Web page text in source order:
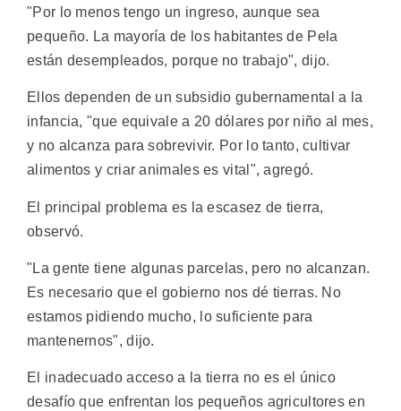
"Por lo menos tengo un ingreso, aunque sea
pequeño. La mayoría de los habitantes de Pela
están desempleados, porque no trabajo", dijo.
Ellos dependen de un subsidio gubernamental a la
infancia, "que equivale a 20 dólares por niño al mes,
y no alcanza para sobrevivir. Por lo tanto, cultivar
alimentos y criar animales es vital", agregó.
El principal problema es la escasez de tierra,
observó.
"La gente tiene algunas parcelas, pero no alcanzan.
Es necesario que el gobierno nos dé tierras. No
estamos pidiendo mucho, lo suficiente para
mantenernos", dijo.
El inadecuado acceso a la tierra no es el único
desafío que enfrentan los pequeños agricultores en